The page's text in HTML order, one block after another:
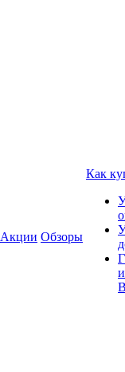
Акции Обзоры
Как
и